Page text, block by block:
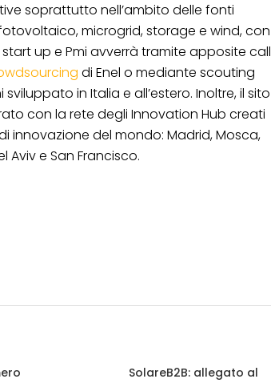
soprattutto nell’ambito delle fonti
microgrid, storage e wind, con
up e Pmi avverrà tramite apposite call
di Enel o mediante scouting
in Italia e all’estero. Inoltre, il sito
con la rete degli Innovation Hub creati
innovazione del mondo: Madrid, Mosca,
Aviv e San Francisco.
SolareB2B: allegato al